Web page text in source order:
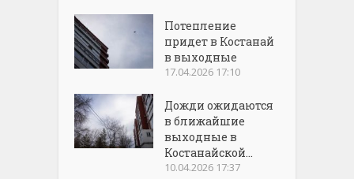
Потепление
придет в Костанай
в выходные
17.04.2026 17:10
Дожди ожидаются
в ближайшие
выходные в
Костанайской...
10.04.2026 17:37